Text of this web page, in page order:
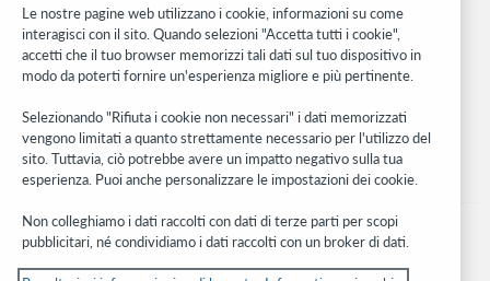
Stay in the know.
Ricevi gli ultimi aggiornamenti di prodotti, ricerche, eventi e molto
altro direttamente nella tua casella di posta.
Subscribe now
Le nostre pagine web utilizzano i cookie, informazioni su come
interagisci con il sito. Quando selezioni "Accetta tutti i cookie",
accetti che il tuo browser memorizzi tali dati sul tuo dispositivo in
modo da poterti fornire un'esperienza migliore e più pertinente.
Selezionando "Rifiuta i cookie non necessari" i dati memorizzati
vengono limitati a quanto strettamente necessario per l'utilizzo del
sito. Tuttavia, ciò potrebbe avere un impatto negativo sulla tua
esperienza. Puoi anche personalizzare le impostazioni dei cookie.
Non colleghiamo i dati raccolti con dati di terze parti per scopi
pubblicitari, né condividiamo i dati raccolti con un broker di dati.